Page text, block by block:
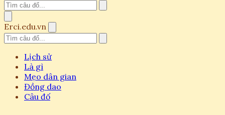
Erci.edu.vn
Lịch sử
Là gì
Mẹo dân gian
Đồng dao
Câu đố